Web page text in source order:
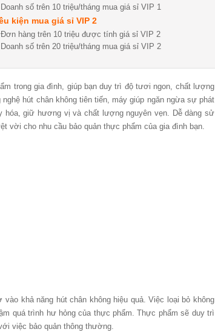
Doanh số trên 10 triệu/tháng mua giá sỉ VIP 1
kiện mua giá sỉ VIP 2
Đơn hàng trên 10 triệu được tính giá sỉ VIP 2
Doanh số trên 20 triệu/tháng mua giá sỉ VIP 2
trong gia đình, giúp bạn duy trì độ tươi ngon, chất lượng
hút chân không tiên tiến, máy giúp ngăn ngừa sự phát
giữ hương vị và chất lượng nguyên vẹn. Dễ dàng sử
vời cho nhu cầu bảo quản thực phẩm của gia đình bạn.
khả năng hút chân không hiệu quả. Việc loại bỏ không
quá trình hư hỏng của thực phẩm. Thực phẩm sẽ duy trì
việc bảo quản thông thường.